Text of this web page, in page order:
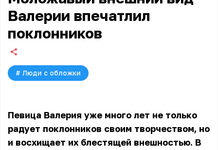
Валерии впечатлил
поклонников
# Люди с обложки
Певица Валерия уже много лет не только
радует поклонников своим творчеством, но
и восхищает их блестящей внешностью. В